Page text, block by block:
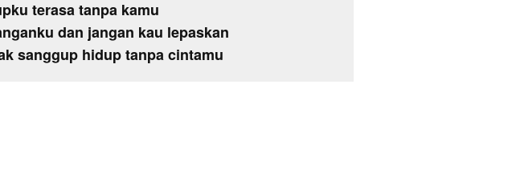
terasa tanpa kamu
dan jangan kau lepaskan
sanggup hidup tanpa cintamu